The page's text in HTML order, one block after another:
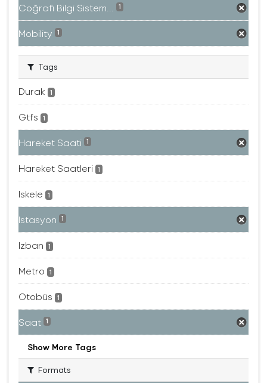
Coğrafi Bilgi Sistem... 1
Mobility 1
Tags
Durak 1
Gtfs 1
Hareket Saati 1
Hareket Saatleri 1
Iskele 1
Istasyon 1
Izban 1
Metro 1
Otobüs 1
Saat 1
Show More Tags
Formats